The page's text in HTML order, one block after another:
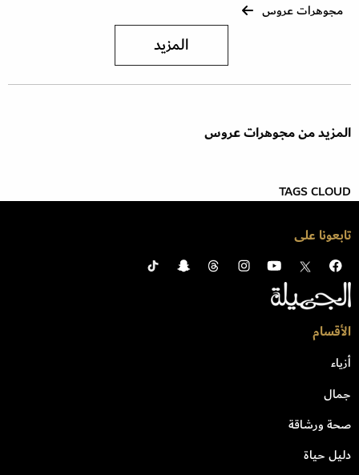
مجوهرات عروس
المزيد
المزيد من مجوهرات عروس
TAGS CLOUD
تابعونا على
الأقسام
أزياء
جمال
صحة ورشاقة
دليل حياة